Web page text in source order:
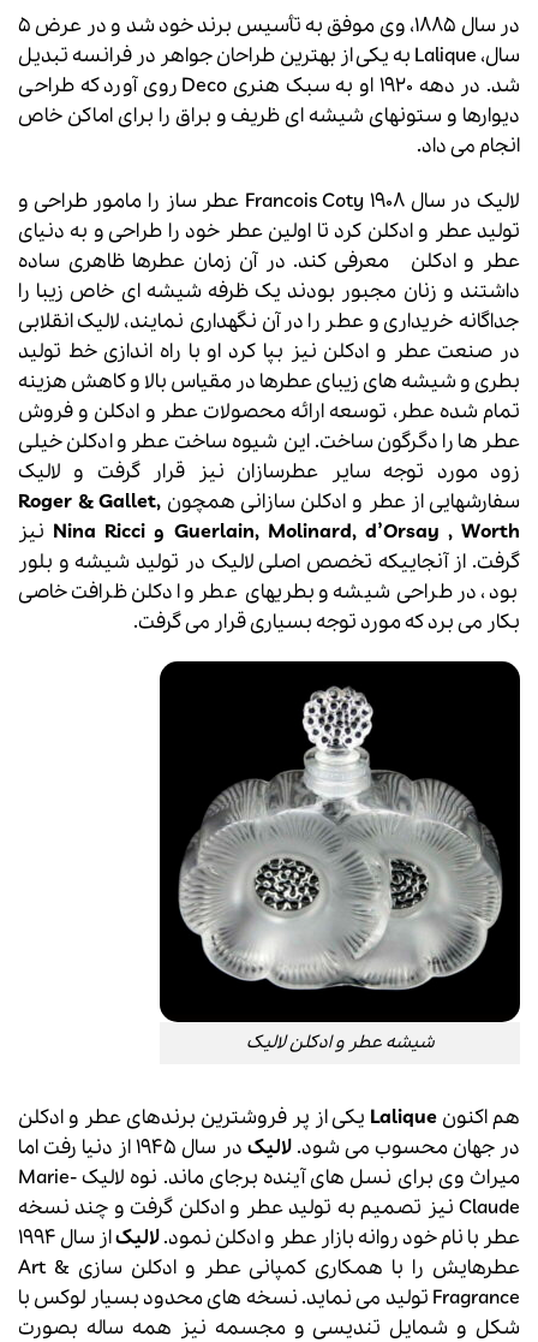
در سال 1885، وی موفق به تأسیس برند خود شد و در عرض 5
سال، Lalique به یکی از بهترین طراحان جواهر در فرانسه تبدیل
شد. در دهه 1920 او به سبک هنری Deco روی آورد که طراحی
دیوارها و ستونهای شیشه ای ظریف و براق را برای اماکن خاص
انجام می داد.
لالیک در سال 1908 Francois Coty عطر ساز را مامور طراحی و
تولید عطر و ادکلن کرد تا اولین عطر خود را طراحی و به دنیای
عطر و ادکلن معرفی کند. در آن زمان عطرها ظاهری ساده
داشتند و زنان مجبور بودند یک ظرفه شیشه ای خاص زیبا را
جداگانه خریداری و عطر را در آن نگهداری نمایند، لالیک انقلابی
در صنعت عطر و ادکلن نیز بپا کرد او با راه اندازی خط تولید
بطری و شیشه های زیبای عطرها در مقیاس بالا و کاهش هزینه
تمام شده عطر، توسعه ارائه محصولات عطر و ادکلن و فروش
عطر ها را دگرگون ساخت. این شیوه ساخت عطر و ادکلن خیلی
زود مورد توجه سایر عطرسازان نیز قرار گرفت و لالیک
سفارشهایی ازعطر و ادکلن سازانی همچون Roger & Gallet,
Guerlain, Molinard, d’Orsay , Worth و Nina Ricci
نیز
گرفت. از آنجاییکه تخصص اصلی لالیک در تولید شیشه و بلور
بود، در طراحی شیشه و بطریهای عطر و ادکلن ظرافت خاصی
بکار می برد که مورد توجه بسیاری قرار می گرفت.
شیشه عطر و ادکلن لالیک
هم اکنون Lalique یکی از پر فروشترین برندهای عطر و ادکلن
در جهان محسوب می شود.لالیک
در سال 1945 از دنیا رفت اما
میراث وی برای نسل های آینده برجای ماند. نوه لالیک Marie-
Claude نیز تصمیم به تولید عطر و ادکلن گرفت و چند نسخه
عطر با نام خود روانه بازار عطر و ادکلن نمود.لالیک
از سال 1994
عطرهایش را با همکاری کمپانی عطر و ادکلن سازی Art &
Fragrance تولید می نماید. نسخه های محدود بسیار لوکس با
شکل و شمایل تندیسی و مجسمه نیز همه ساله بصورت